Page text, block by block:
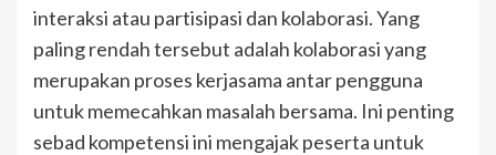
interaksi atau partisipasi dan kolaborasi. Yang
paling rendah tersebut adalah kolaborasi yang
merupakan proses kerjasama antar pengguna
untuk memecahkan masalah bersama. Ini penting
sebad kompetensi ini mengajak peserta untuk